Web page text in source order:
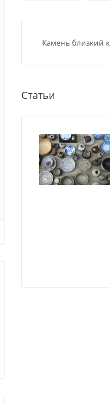
Камень близкий
Статьи